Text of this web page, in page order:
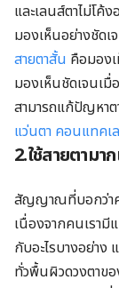
และเลนส์ตาไม่โค้
มองเห็นอย่างชัดเ
สายตาสั้น คือมอง
มองเห็นชัดเจนเมื่
สามารถแก้ปัญหาต
แว่นตา คอนแทคเ
2.ใช้สายตามา
สัญญาณที่บอกว่าคุ
เนื่องจากคนเรามี
กับอะไรบางอย่าง
ทั่วพื้นผิวดวงตาข